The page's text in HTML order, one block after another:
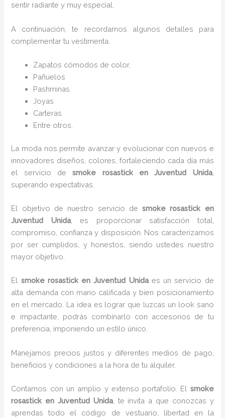
sentir radiante y muy especial.
A continuación, te recordamos algunos detalles para
complementar tu vestimenta.
Zapatos cómodos de color.
Pañuelos
Pashminas
Joyas
Carteras
Entre otros.
La moda nos permite avanzar y evolucionar con nuevos e
innovadores diseños, colores, fortaleciendo cada día más
el servicio desmoke rosasticken Juventud Unida,
superando expectativas.
El objetivo de nuestro servicio desmoke rosastick en
Juventud Unida, es proporcionar satisfacción total,
compromiso, confianza y disposición. Nos caracterizamos
por ser cumplidos, y honestos, siendo ustedes nuestro
mayor objetivo.
El smoke rosasticken Juventud Unida es un servicio de
alta demanda con mano calificada y bien posicionamiento
en el mercado. La idea es lograr que luzcas un look sano
e impactante, podrás combinarlo con accesorios de tu
preferencia, imponiendo un estilo único.
Manejamos precios justos y diferentes medios de pago,
beneficios y condiciones a la hora de tu alquiler.
Contamos con un amplio y extenso portafolio. El smoke
rosastick en Juventud Unida, te invita a que conozcas y
aprendas todo el código de vestuario, libertad en la